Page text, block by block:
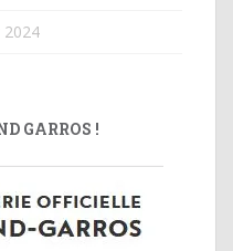
2024
GARROS !